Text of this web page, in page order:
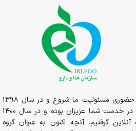
از سال 1394در قالب داروخانه حضوری مسئولیت ما شروع و در سال 1398
داروخانه به صورت شبانه روزی در خدمت شما عزیزان بوده و در سال 1400
آنلاین گرفتیم. آنچه اکنون به عنوان گروه